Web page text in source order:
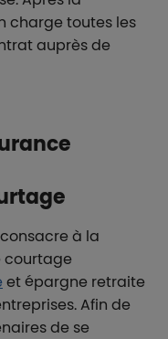
charge toutes les
auprès de
à la
courtage
et épargne retraite
Afin de
de se